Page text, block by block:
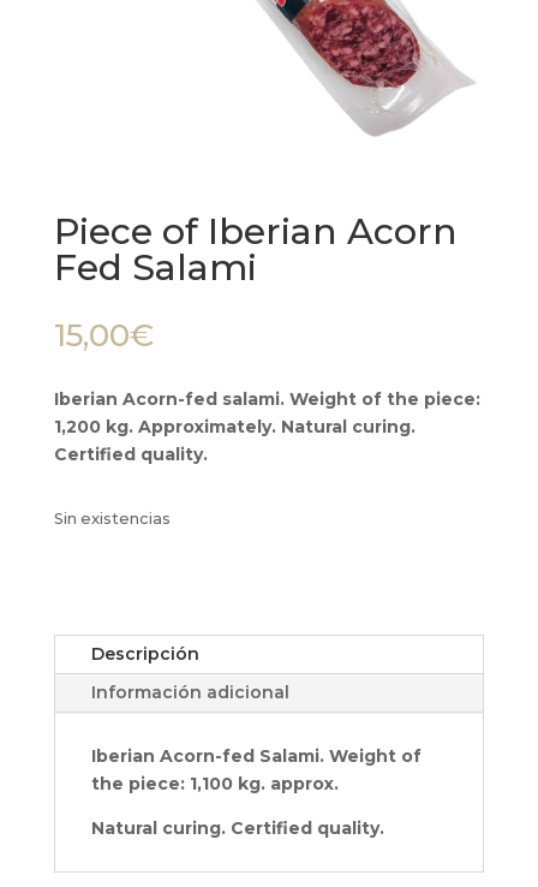
Piece of Iberian Acorn
Fed Salami
15,00€
Iberian Acorn-fed salami. Weight of the piece:
1,200 kg. Approximately. Natural curing.
Certified quality.
Sin existencias
Descripción
Información adicional
Iberian Acorn-fed Salami. Weight of
the piece: 1,100 kg. approx.
Natural curing. Certified quality.